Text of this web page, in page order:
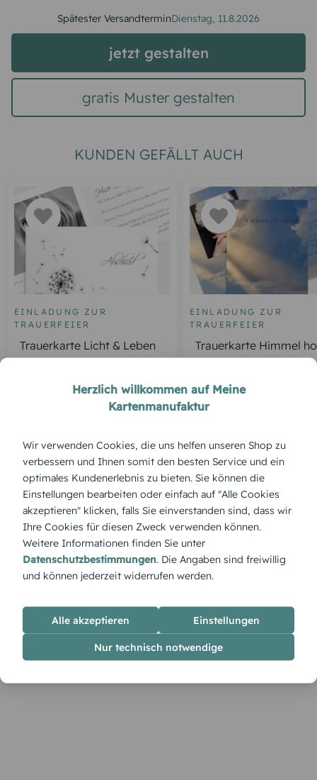
Spätester VersandterminDienstag, 11.8.2026
jetzt gestalten
gratis Muster gestalten
KUNDEN GEFÄLLT AUCH
EINLADUNG ZUR
TRAUERFEIER
Trauerkarte Licht & Leben
Pusteblume
EINLADUNG ZUR
TRAUERFEIER
Trauerkarte Himmel
Produktbeschreibung
Die weite Horizontlinie und das stille Wasser verleihen der
Trauerkarte Baum am See 2 quer eine gelöste Ruhe. Das
Querformat bietet großzügige Flächen für Texte und
Erinnerungsbilder. Dezente Gestaltung lässt Emotionen
wirken. Im Designer sind Reihenfolge, Größen und Details
frei anpassbar, bis alles stimmig zusammenfindet.
Herzlich willkommen auf Meine
Kartenmanufaktur
Wir verwenden Cookies, die uns helfen unseren Shop zu
verbessern und Ihnen somit den besten Service und ein
optimales Kundenerlebnis zu bieten. Sie können die
Einstellungen bearbeiten oder einfach auf "Alle Cookies
akzeptieren" klicken, falls Sie einverstanden sind, dass wir
Ihre Cookies für diesen Zweck verwenden können.
Weitere Informationen finden Sie unter
Datenschutzbestimmungen. Die Angaben sind freiwillig
und können jederzeit widerrufen werden.
Alle akzeptieren Einstellungen
Nur technisch notwendige